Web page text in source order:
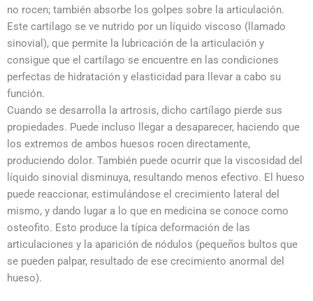
no rocen; también absorbe los golpes sobre la articulación.
Este cartílago se ve nutrido por un líquido viscoso (llamado
sinovial), que permite la lubricación de la articulación y
consigue que el cartílago se encuentre en las condiciones
perfectas de hidratación y elasticidad para llevar a cabo su
función.
Cuando se desarrolla la artrosis, dicho cartílago pierde sus
propiedades. Puede incluso llegar a desaparecer, haciendo que
los extremos de ambos huesos rocen directamente,
produciendo dolor. También puede ocurrir que la viscosidad del
líquido sinovial disminuya, resultando menos efectivo. El hueso
puede reaccionar, estimulándose el crecimiento lateral del
mismo, y dando lugar a lo que en medicina se conoce como
osteofito. Esto produce la típica deformación de las
articulaciones y la aparición de nódulos (pequeños bultos que
se pueden palpar, resultado de ese crecimiento anormal del
hueso).